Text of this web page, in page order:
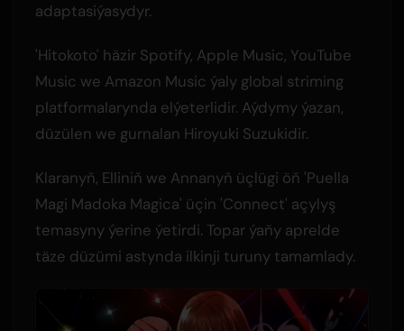
adaptasiýasydyr.
'Hitokoto' häzir Spotify, Apple Music, YouTube
Music we Amazon Music ýaly global striming
platformalarynda elýeterlidir. Aýdymy ýazan,
düzülen we gurnalan Hiroyuki Suzukidir.
Klaranyň, Elliniň we Annanyň üçlügi öň 'Puella
Magi Madoka Magica' üçin 'Connect' açylyş
temasyny ýerine ýetirdi. Topar ýaňy aprelde
täze düzümi astynda ilkinji turuny tamamlady.